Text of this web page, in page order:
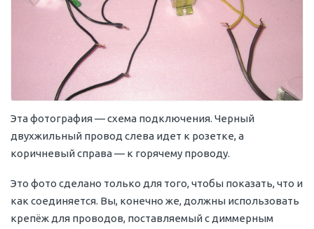
Эта фотография — схема подключения. Черный
двухжильный провод слева идет к розетке, а
коричневый справа — к горячему проводу.
Это фото сделано только для того, чтобы показать, что и
как соединяется. Вы, конечно же, должны использовать
крепёж для проводов, поставляемый с диммерным